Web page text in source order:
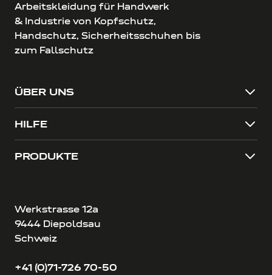
Arbeitskleidung für Handwerk
& Industrie von Kopfschutz,
Handschutz, Sicherheitsschuhen bis
zum Fallschutz
ÜBER UNS
HILFE
PRODUKTE
Werkstrasse 12a
9444 Diepoldsau
Schweiz
+41 (0)71-726 70-50